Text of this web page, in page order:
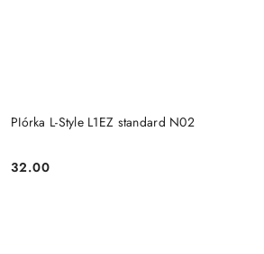
PIórka L-Style L1EZ standard N02
Cena:
32.00